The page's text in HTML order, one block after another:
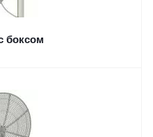
боксом